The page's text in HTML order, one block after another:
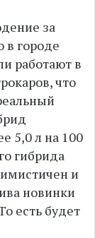
за
в городе
работают в
что
5,0 л на 100
гибрида
и
новинки
есть будет